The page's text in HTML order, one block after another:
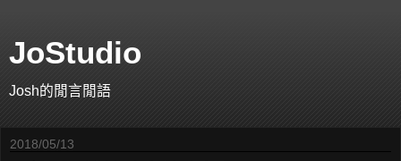
JoStudio
Josh的閒言閒語
2018/05/13